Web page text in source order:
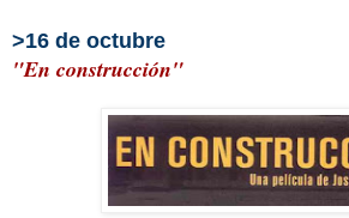
>16 de octubre
"En construcción"